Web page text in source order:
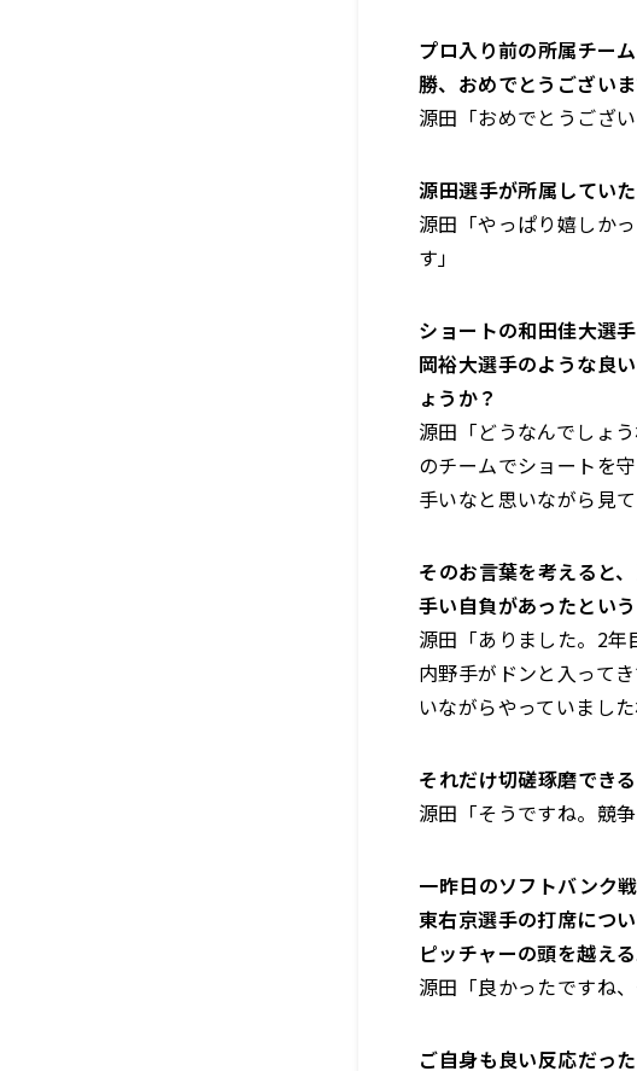
――プロ入り前の所属チ
勝、おめでとうございま
源田「おめでとうござい
――源田選手が所属して
源田「やっぱり嬉しか
す」
――ショートの和田佳大
岡裕大選手のような良
ょうか？
源田「どうなんでしょ
のチームでショートを
手いなと思いながら見て
――そのお言葉を考える
手い自負があったとい
源田「ありました。2
内野手がドンと入って
いながらやっていました
――それだけ切磋琢磨でき
源田「そうですね。競
――一昨日のソフトバン
東右京選手の打席につ
ピッチャーの頭を越え
源田「良かったですね、
――ご自身も良い反応だっ